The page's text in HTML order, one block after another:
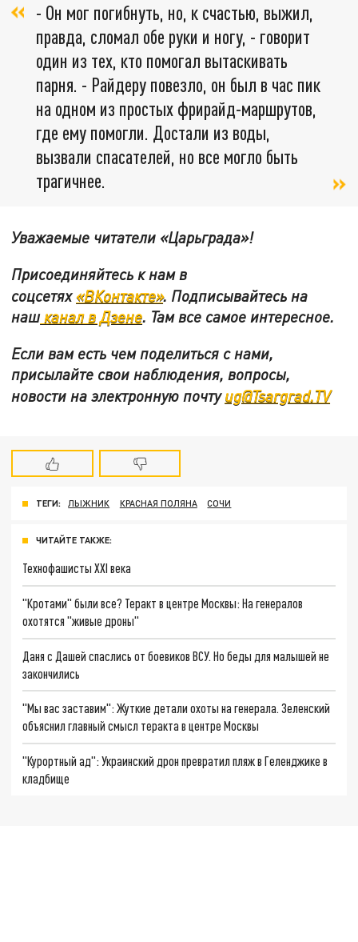
- Он мог погибнуть, но, к счастью, выжил,
правда, сломал обе руки и ногу, - говорит
один из тех, кто помогал вытаскивать
парня. - Райдеру повезло, он был в час пик
на одном из простых фрирайд-маршрутов,
где ему помогли. Достали из воды,
вызвали спасателей, но все могло быть
трагичнее.
Уважаемые читатели «Царьграда»!
Присоединяйтесь к нам в
соцсетях«ВКонтакте». Подписывайтесь на
нашканал в Дзене. Там все самое интересное.
Если вам есть чем поделиться с нами,
присылайте свои наблюдения, вопросы,
новости на электронную почтуug@Tsargrad.TV
ТЕГИ: ЛЫЖНИК КРАСНАЯ ПОЛЯНА СОЧИ
ЧИТАЙТЕ ТАКЖЕ:
Технофашисты XXI века
"Кротами" были все? Теракт в центре Москвы: На генералов
охотятся "живые дроны"
Даня с Дашей спаслись от боевиков ВСУ. Но беды для малышей не
закончились
"Мы вас заставим": Жуткие детали охоты на генерала. Зеленский
объяснил главный смысл теракта в центре Москвы
"Курортный ад": Украинский дрон превратил пляж в Геленджике в
кладбище